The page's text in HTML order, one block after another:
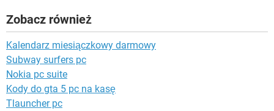
Zobacz również
Kalendarz miesiączkowy darmowy
Subway surfers pc
Nokia pc suite
Kody do gta 5 pc na kasę
Tlauncher pc